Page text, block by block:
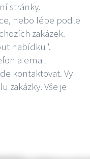
stránky.
nebo lépe podle
zakázek.
nabídku".
a email
kontaktovat. Vy
zakázky. Vše je